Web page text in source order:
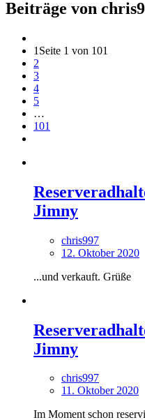
Beiträge von
1 Seite 1 von 101
2
3
4
5
…
101
Jimny
chris997
12. Oktober 2020
...und verkauft. Grüße
Jimny
chris997
11. Oktober 2020
Im Moment schon